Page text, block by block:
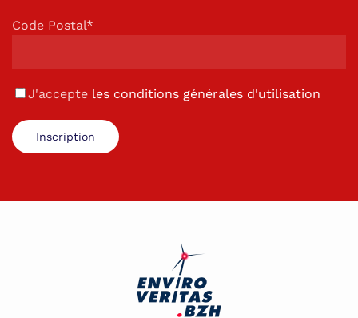
Code Postal*
J'accepte les conditions générales d'utilisation